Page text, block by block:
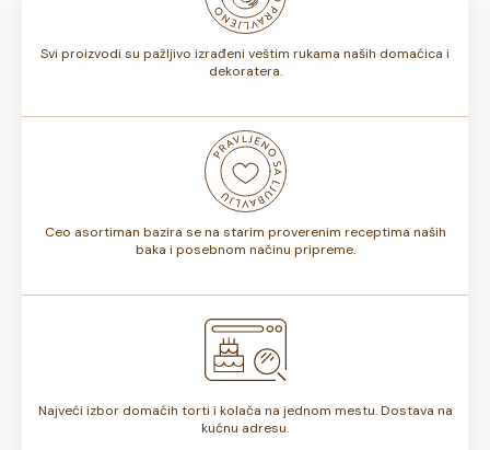
Svi proizvodi su pažljivo izrađeni veštim rukama naših domaćica i
dekoratera.
Ceo asortiman bazira se na starim proverenim receptima naših
baka i posebnom načinu pripreme.
Najveći izbor domaćih torti i kolača na jednom mestu. Dostava na
kućnu adresu.